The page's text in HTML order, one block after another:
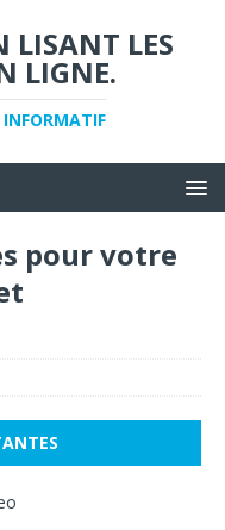
LISANT LES
LIGNE.
pour votre